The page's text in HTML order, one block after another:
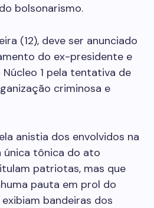
bolsonarismo.
(12), deve ser anunciado
do ex-presidente e
1 pela tentativa de
criminosa e
anistia dos envolvidos na
tônica do ato
patriotas, mas que
pauta em prol do
bandeiras dos